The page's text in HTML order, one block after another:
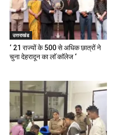
उत्तराखंड
‘ 21 राज्यों के 500 से अधिक छात्रों ने
चुना देहरादून का लाॅ काॅलेज ‘